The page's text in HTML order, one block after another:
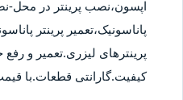
اپسون،نصب پرینتر در محل-
پاناسونیک،تعمیر پرینتر
پرینترهای لیزری.تعمیر و
کیفیت.گارانتی قطعات.با